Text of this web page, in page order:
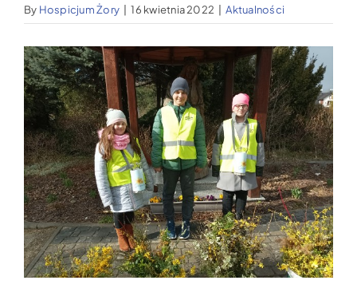
Jak możesz nam pomóc?
Kontakt
By Hospicjum Żory 16 kwietnia 2022 Aktualności
Pokaż
większy
obrazek